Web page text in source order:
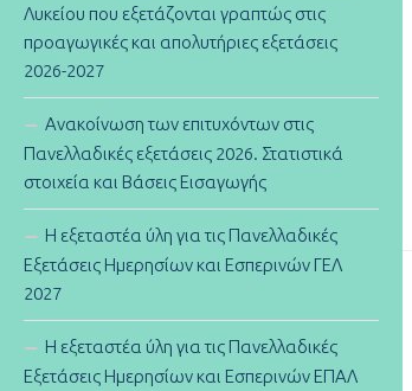
Λυκείου που εξετάζονται γραπτώς στις
προαγωγικές και απολυτήριες εξετάσεις
2026-2027
Ανακοίνωση των επιτυχόντων στις
Πανελλαδικές εξετάσεις 2026. Στατιστικά
στοιχεία και Βάσεις Εισαγωγής
Η εξεταστέα ύλη για τις Πανελλαδικές
Εξετάσεις Ημερησίων και Εσπερινών ΓΕΛ
2027
Η εξεταστέα ύλη για τις Πανελλαδικές
Εξετάσεις Ημερησίων και Εσπερινών ΕΠΑΛ